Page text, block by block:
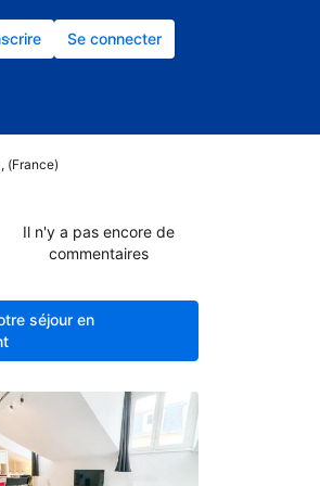
Se connecter
(France)
Il n'y a pas encore de
commentaires
séjour en